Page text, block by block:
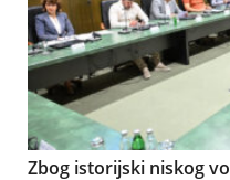
Zbog istorijski niskog